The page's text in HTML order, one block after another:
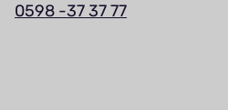
0598 -37 37 77